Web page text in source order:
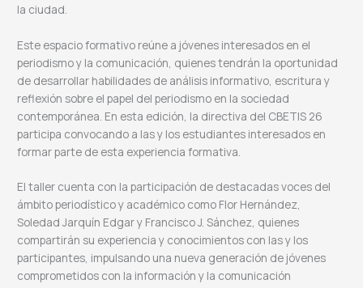
la ciudad.
Este espacio formativo reúne a jóvenes interesados en el
periodismo y la comunicación, quienes tendrán la oportunidad
de desarrollar habilidades de análisis informativo, escritura y
reflexión sobre el papel del periodismo en la sociedad
contemporánea. En esta edición, la directiva del CBETIS 26
participa convocando a las y los estudiantes interesados en
formar parte de esta experiencia formativa.
El taller cuenta con la participación de destacadas voces del
ámbito periodístico y académico como Flor Hernández,
Soledad Jarquín Edgar y Francisco J. Sánchez, quienes
compartirán su experiencia y conocimientos con las y los
participantes, impulsando una nueva generación de jóvenes
comprometidos con la información y la comunicación